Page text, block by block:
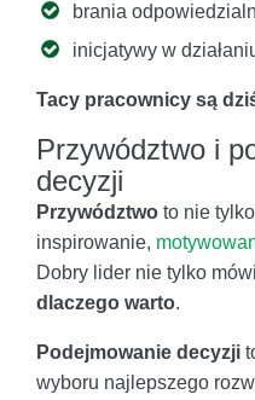
brania
inicjatywy w
Tacy pracownicy są
Przywództwo i
decyzji
Przywództwo to nie
inspirowanie,
Dobry lider nie tylko
dlaczego warto.
Podejmowanie decyzji
wyboru najlepszego